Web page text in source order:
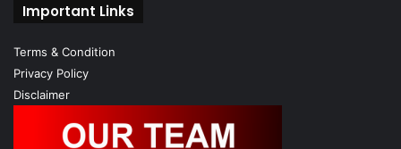
Important Links
Terms & Condition
Privacy Policy
Disclaimer